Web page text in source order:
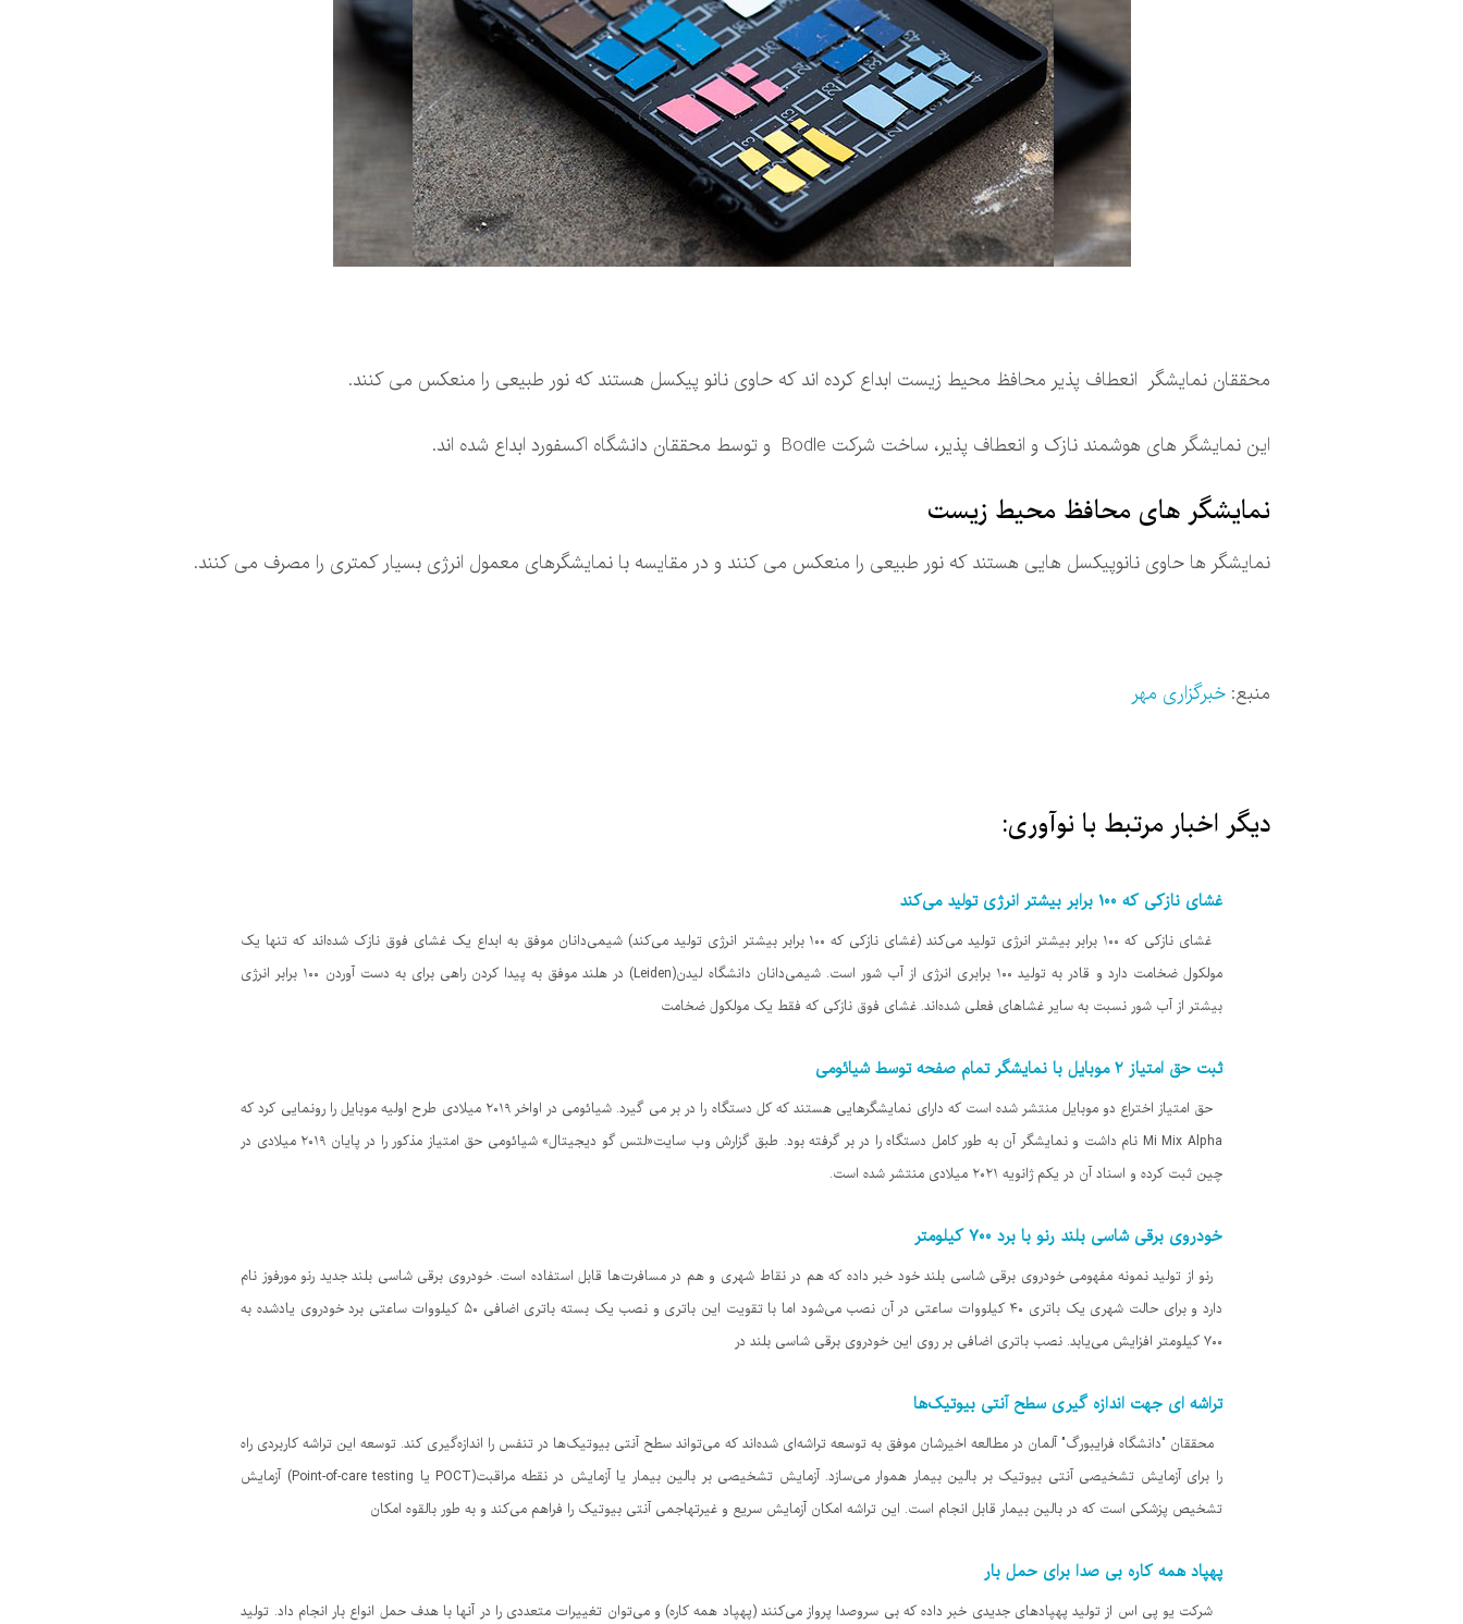
محققان نمایشگر انعطاف پذیر محافظ محیط زیست ابداع کرده اند که حاوی نانو پیکسل هستند که نور طبیعی را منعکس می کنند.
این نمایشگر های هوشمند نازک و انعطاف پذیر، ساخت شرکت Bodle و توسط محققان دانشگاه اکسفورد ابداع شده اند.
نمایشگر های محافظ محیط زیست
نمایشگر ها حاوی نانوپیکسل هایی هستند که نور طبیعی را منعکس می کنند و در مقایسه با نمایشگرهای معمول انرژی بسیار کمتری را مصرف می کنند.
منبع: خبرگزاری مهر
دیگر اخبار مرتبط با نوآوری:
غشای نازکی که ۱۰۰ برابر بیشتر انرژی تولید می‌کند
غشای نازکی که ۱۰۰ برابر بیشتر انرژی تولید می‌کند (غشای نازکی که ۱۰۰ برابر بیشتر انرژی تولید می‌کند) شیمی‌دانان موفق به ابداع یک غشای فوق نازک شده‌اند که تنها یک
مولکول ضخامت دارد و قادر به تولید ۱۰۰ برابری انرژی از آب شور است. شیمی‌دانان دانشگاه لیدن(Leiden) در هلند موفق به پیدا کردن راهی برای به دست آوردن ۱۰۰ برابر انرژی
بیشتر از آب شور نسبت به سایر غشاهای فعلی شده‌اند. غشای فوق نازکی که فقط یک مولکول ضخامت
ثبت حق امتیاز ۲ موبایل با نمایشگر تمام صفحه توسط شیائومی
حق امتیاز اختراع دو موبایل منتشر شده است که دارای نمایشگرهایی هستند که کل دستگاه را در بر می گیرد. شیائومی در اواخر ۲۰۱۹ میلادی طرح اولیه موبایل را رونمایی کرد که
Mi Mix Alpha نام داشت و نمایشگر آن به طور کامل دستگاه را در بر گرفته بود. طبق گزارش وب سایت«لتس گو دیجیتال» شیائومی حق امتیاز مذکور را در پایان ۲۰۱۹ میلادی در
چین ثبت کرده و اسناد آن در یکم ژانویه ۲۰۲۱ میلادی منتشر شده است.
خودروی برقی شاسی بلند رنو با برد ۷۰۰ کیلومتر
رنو از تولید نمونه مفهومی خودروی برقی شاسی بلند خود خبر داده که هم در نقاط شهری و هم در مسافرت‌ها قابل استفاده است. خودروی برقی شاسی بلند جدید رنو مورفوز نام
دارد و برای حالت شهری یک باتری ۴۰ کیلووات ساعتی در آن نصب می‌شود اما با تقویت این باتری و نصب یک بسته باتری اضافی ۵۰ کیلووات ساعتی برد خودروی یادشده به
۷۰۰ کیلومتر افزایش می‌یابد. نصب باتری اضافی بر روی این خودروی برقی شاسی بلند در
تراشه ای جهت اندازه گیری سطح آنتی بیوتیک‌ها
محققان "دانشگاه فرایبورگ" آلمان در مطالعه اخیرشان موفق به توسعه تراشه‌ای شده‌اند که می‌تواند سطح آنتی بیوتیک‌ها در تنفس را اندازه‌گیری کند. توسعه این تراشه کاربردی راه
را برای آزمایش تشخیصی آنتی بیوتیک بر بالین بیمار هموار می‌سازد. آزمایش تشخیصی بر بالین بیمار یا آزمایش در نقطه مراقبت(POCT یا Point-of-care testing) آزمایش
تشخیص پزشکی است که در بالین بیمار قابل انجام است. این تراشه امکان آزمایش سریع و غیرتهاجمی آنتی بیوتیک را فراهم می‌کند و به طور بالقوه امکان
پهپاد همه کاره بی صدا برای حمل بار
شرکت یو پی اس از تولید پهپادهای جدیدی خبر داده که بی سروصدا پرواز می‌کنند (پهپاد همه کاره) و می‌توان تغییرات متعددی را در آنها با هدف حمل انواع بار انجام داد. تولید